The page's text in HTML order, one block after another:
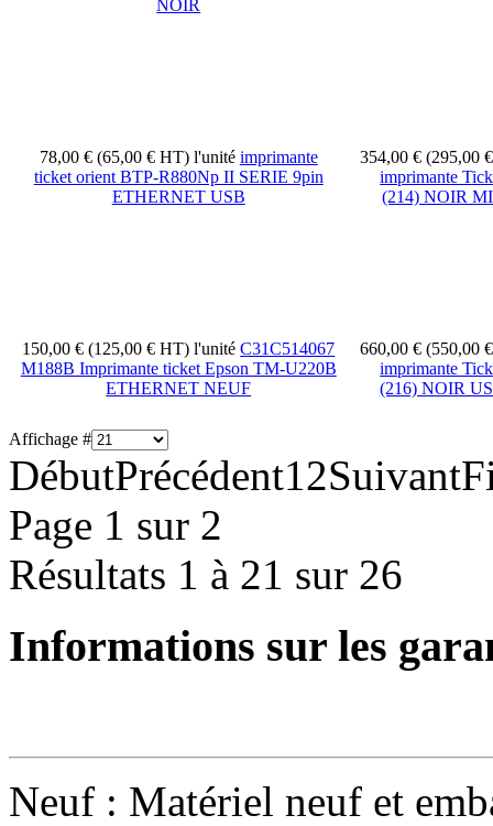
NOIR
78,00 € (65,00 € HT) l'unité imprimante
ticket orient BTP-R880Np II SERIE 9pin
ETHERNET USB
354,00 € (295,00
imprimante
(214) NOIR
150,00 € (125,00 € HT)l'unité C31C514067
M188B Imprimante ticket Epson TM-U220B
ETHERNET NEUF
660,00 € (550,00
imprimante
(216) NOIR
Affichage #
DébutPrécédent12Suivant
Page 1 sur 2
Résultats 1 à 21 sur 26
Informations sur les
Neuf : Matériel neuf et